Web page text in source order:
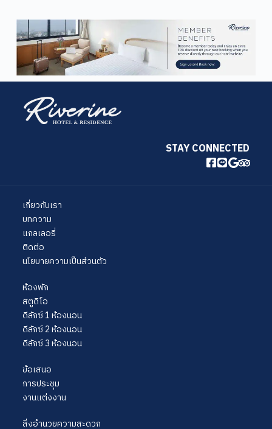
STAY CONNECTED
เกี่ยวกับเรา
บทความ
แกลเลอรี่
ติดต่อ
นโยบายความเป็นส่วนตัว
ห้องพัก
สตูดิโอ
ดีลักซ์ 1 ห้องนอน
ดีลักซ์ 2 ห้องนอน
ดีลักซ์ 3 ห้องนอน
ข้อเสนอ
การประชุม
งานแต่งงาน
สิ่งอำนวยความสะดวก